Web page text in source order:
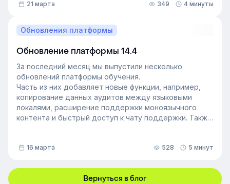
неформальный лидер группы. У него есть авторитет
процессы в компании и умеет выстраивать
искренние отношения с людьми. Выявление
неформальных лидеров и применение их навыков
может стать стратегией управления персоналом,
которая повысит производительность и создаст
более позитивную корпоративную культуру. Как это
сделать — рассказали в статье.
21 марта 349 4 минуты
Обновления платформы
Обновление платформы 14.4
За последний месяц мы выпустили несколько
обновлений платформы обучения.
Часть из них добавляет новые функции, например,
копирование данных аудитов между языковыми
локалями, расширение поддержки моноязычного
контента и быстрый доступ к чату поддержки. Также
доступов, добавили фильтрацию данных по точному
платформы.
16 марта 528 5 минут
Вернуться в блог